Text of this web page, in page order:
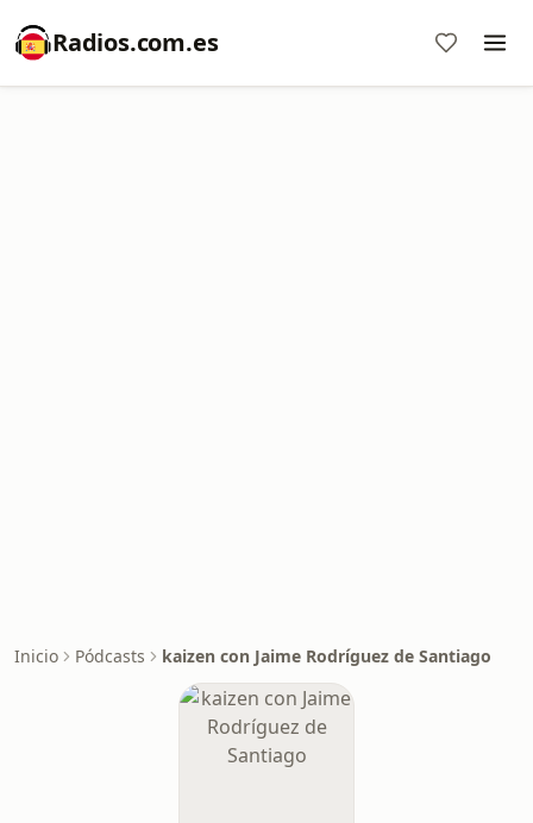
Radios.com.es
Inicio Pódcasts kaizen con Jaime Rodríguez de Santiago